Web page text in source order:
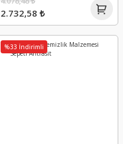
2.732,58 ₺
%33 İndirimli